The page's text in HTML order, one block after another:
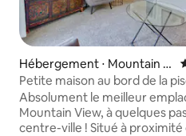
Hébergement ⋅ Mountain Vi
ew
Petite maison au bord de la
du centre-ville. Climatisation
Absolument le meilleur
Mountain View, à quelques
centre-ville ! Situé à proximité